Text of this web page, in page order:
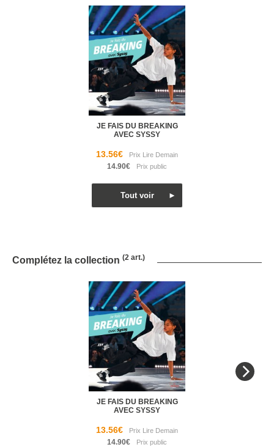
JE FAIS DU BREAKING
AVEC SYSSY
13.56€
14.90€
Complétez la collection (2 art.)
JE FAIS DU BREAKING
AVEC SYSSY
13.56€
14.90€